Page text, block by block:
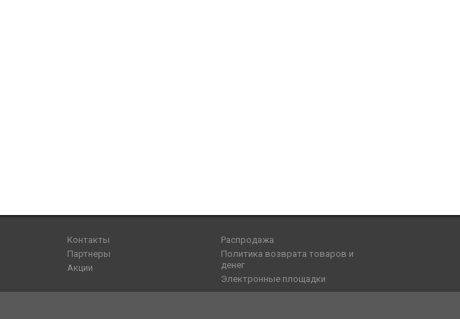
Контакты
Партнеры
Акции
Распродажа
Политика возврата товаров и
денег
Электронные площадки